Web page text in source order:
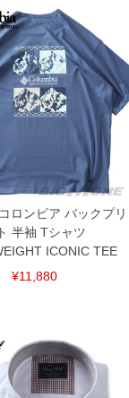
ロンビア バックプリ
半袖 Tシャツ
ICONIC TEE
¥11,880